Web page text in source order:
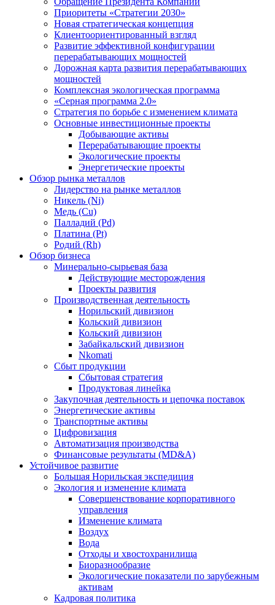
Приоритеты «Стратегии 2030»
Новая стратегическая концепция
Клиентоориентированный взгляд
Развитие эффективной конфигурации
перерабатывающих мощностей
Дорожная карта развития перерабатывающих
мощностей
Комплексная экологическая программа
«Серная программа 2.0»
Стратегия по борьбе с изменением климата
Основные инвестиционные проекты
Добывающие активы
Перерабатывающие проекты
Экологические проекты
Энергетические проекты
Обзор рынка металлов
Лидерство на рынке металлов
Никель (Ni)
Медь (Cu)
Палладий (Pd)
Платина (Pt)
Родий (Rh)
Обзор бизнеса
Минерально-сырьевая база
Действующие месторождения
Проекты развития
Производственная деятельность
Норильский дивизион
Кольский дивизион
Кольский дивизион
Забайкальский дивизион
Nkomati
Сбыт продукции
Сбытовая стратегия
Продуктовая линейка
Закупочная деятельность и цепочка поставок
Энергетические активы
Транспортные активы
Цифровизация
Автоматизация производства
Финансовые результаты (MD&A)
Устойчивое развитие
Большая Норильская экспедиция
Экология и изменение климата
Совершенствование корпоративного
управления
Изменение климата
Воздух
Вода
Отходы и хвостохранилища
Биоразнообразие
Экологические показатели по зарубежным
активам
Кадровая политика